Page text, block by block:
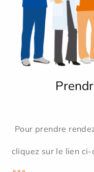
Pour prendre
cliquez sur le lien